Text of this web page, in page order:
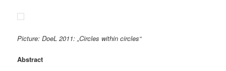
Picture: DoeL 2011: „Circles within circles“
Abstract